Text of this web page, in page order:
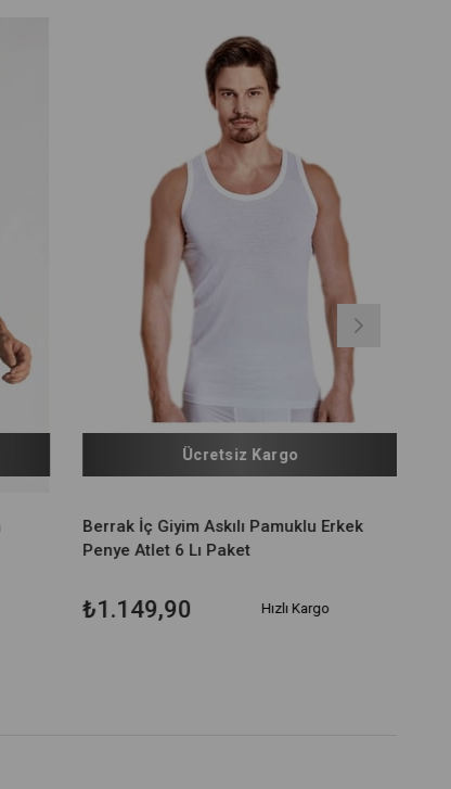
Berrak İç Giyim Askılı Pamuklu Erkek
Penye Atlet 6 Lı Paket
₺1.149,90
Ücretsiz Kargo
Hızlı Kargo